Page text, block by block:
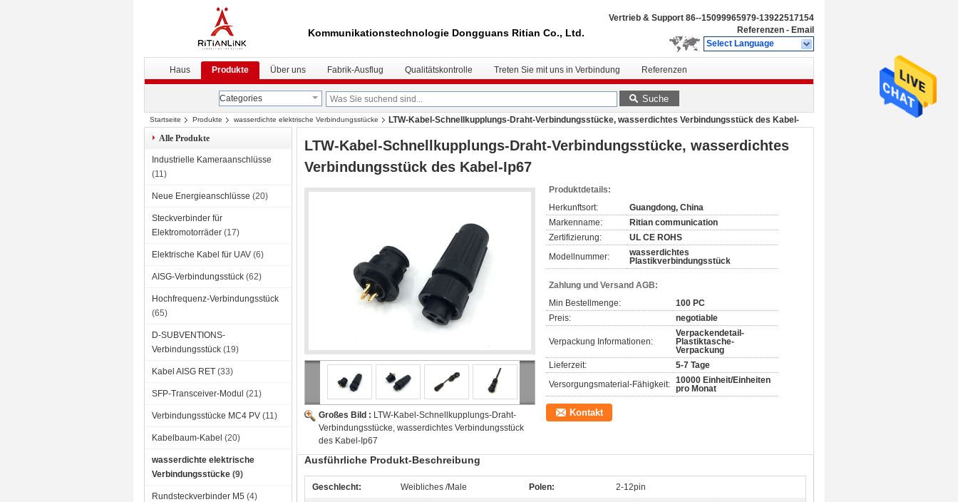
Kommunikationstechnologie Dongguans Ritian Co., Ltd.
Vertrieb & Support 86--15099965979-13922517154
Referenzen - Email
Select Language
Haus Produkte Über uns Fabrik-Ausflug Qualitätskontrolle Treten Sie mit uns in Verbindung Referenzen
Categories Suche
Startseite Produkte wasserdichte elektrische Verbindungsstücke
LTW-Kabel-Schnellkupplungs-Draht-Verbindungsstücke, wasserdichtes Verbindungsstück des Kabel-
Ip67Alle Produkte
Industrielle Kameraanschlüsse
(11)
Neue Energieanschlüsse (20)
Steckverbinder für
Elektromotorräder (17)
Elektrische Kabel für UAV (6)
AISG-Verbindungsstück (62)
Hochfrequenz-Verbindungsstück
(65)
D-SUBVENTIONS-
Verbindungsstück (19)
Kabel AISG RET (33)
SFP-Transceiver-Modul (21)
Verbindungsstücke MC4 PV (11)
Kabelbaum-Kabel (20)
wasserdichte elektrische
Verbindungsstücke (9)
Rundsteckverbinder M5 (4)
LTW-Kabel-Schnellkupplungs-Draht-Verbindungsstücke, wasserdichtes
Verbindungsstück des Kabel-Ip67
Großes Bild : LTW-Kabel-Schnellkupplungs-Draht-
Verbindungsstücke, wasserdichtes Verbindungsstück
des Kabel-Ip67
Produktdetails:
Herkunftsort:
Guangdong, China
Markenname:
Ritian communication
Zertifizierung:
UL CE ROHS
Modellnummer:
wasserdichtes
Plastikverbindungsstück
Zahlung und Versand AGB:
Min Bestellmenge:
100 PC
Preis:
negotiable
Verpackung Informationen:
Verpackendetail-
Plastiktasche-
Verpackung
Lieferzeit:
5-7 Tage
Versorgungsmaterial-Fähigkeit: 10000 Einheit/Einheiten
pro Monat
Kontakt
Ausführliche Produkt-Beschreibung
Geschlecht: Weibliches /Male Polen: 2-12pin